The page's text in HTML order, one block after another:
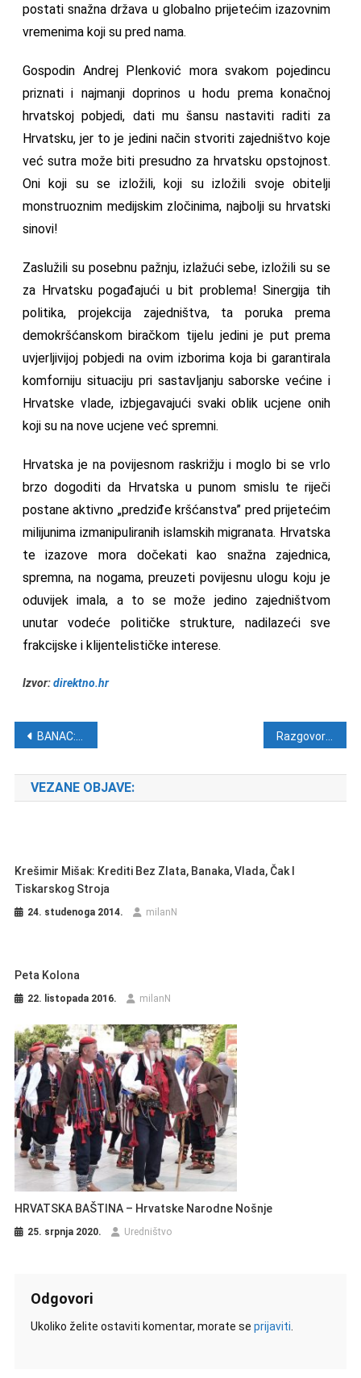
postati snažna država u globalno prijetećim izazovnim
vremenima koji su pred nama.
Gospodin Andrej Plenković mora svakom pojedincu
priznati i najmanji doprinos u hodu prema konačnoj
hrvatskoj pobjedi, dati mu šansu nastaviti raditi za
Hrvatsku, jer to je jedini način stvoriti zajedništvo koje
već sutra može biti presudno za hrvatsku opstojnost.
Oni koji su se izložili, koji su izložili svoje obitelji
monstruoznim medijskim zločinima, najbolji su hrvatski
sinovi!
Zaslužili su posebnu pažnju, izlažući sebe, izložili su se
za Hrvatsku pogađajući u bit problema! Sinergija tih
politika, projekcija zajedništva, ta poruka prema
demokršćanskom biračkom tijelu jedini je put prema
uvjerljivijoj pobjedi na ovim izborima koja bi garantirala
komforniju situaciju pri sastavljanju saborske većine i
Hrvatske vlade, izbjegavajući svaki oblik ucjene onih
koji su na nove ucjene već spremni.
Hrvatska je na povijesnom raskrižju i moglo bi se vrlo
brzo dogoditi da Hrvatska u punom smislu te riječi
postane aktivno „predziđe kršćanstva” pred prijetećim
milijunima izmanipuliranih islamskih migranata. Hrvatska
te izazove mora dočekati kao snažna zajednica,
spremna, na nogama, preuzeti povijesnu ulogu koju je
oduvijek imala, a to se može jedino zajedništvom
unutar vodeće političke strukture, nadilazeći sve
frakcijske i klijentelističke interese.
Izvor:direktno.hr
Navigacija objava
BANAC: Neki su gori od Milanovića!
VEZANE OBJAVE:
Krešimir Mišak: Krediti Bez Zlata, Banaka, Vlada, Čak I
Tiskarskog Stroja
24. studenoga 2014. milanN
Peta Kolona
22. listopada 2016. milanN
HRVATSKA BAŠTINA – Hrvatske Narodne Nošnje
25. srpnja 2020. Uredništvo
Odgovori
Ukoliko želite ostaviti komentar, morate se prijaviti